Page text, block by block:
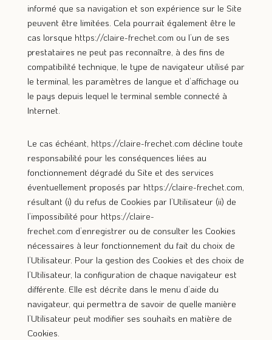
informé que sa navigation et son expérience sur le Site
peuvent être limitées. Cela pourrait également être le
cas lorsque https://claire-frechet.com ou l’un de ses
prestataires ne peut pas reconnaître, à des fins de
compatibilité technique, le type de navigateur utilisé par
le terminal, les paramètres de langue et d’affichage ou
le pays depuis lequel le terminal semble connecté à
Internet.
Le cas échéant, https://claire-frechet.com décline toute
responsabilité pour les conséquences liées au
fonctionnement dégradé du Site et des services
éventuellement proposés par https://claire-frechet.com,
résultant (i) du refus de Cookies par l’Utilisateur (ii) de
l’impossibilité pour https://claire-
frechet.com d’enregistrer ou de consulter les Cookies
nécessaires à leur fonctionnement du fait du choix de
l’Utilisateur. Pour la gestion des Cookies et des choix de
l’Utilisateur, la configuration de chaque navigateur est
différente. Elle est décrite dans le menu d’aide du
navigateur, qui permettra de savoir de quelle manière
l’Utilisateur peut modifier ses souhaits en matière de
Cookies.